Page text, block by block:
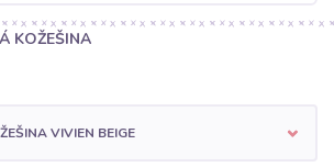
KOŽEŠINA
VIVIEN BEIGE